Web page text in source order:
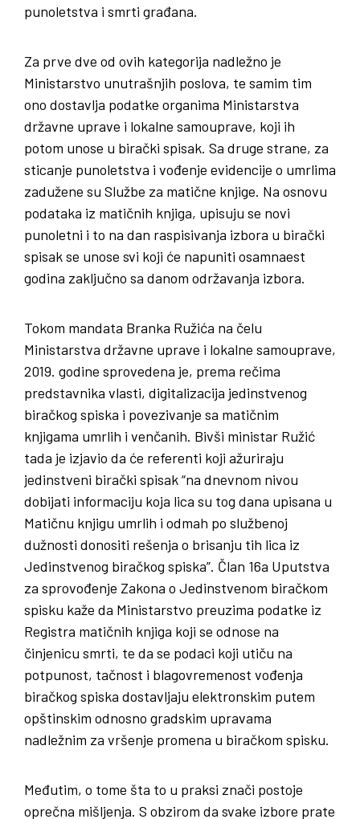
punoletstva i smrti građana.
Za prve dve od ovih kategorija nadležno je
Ministarstvo unutrašnjih poslova, te samim tim
ono dostavlja podatke organima Ministarstva
državne uprave i lokalne samouprave, koji ih
potom unose u birački spisak. Sa druge strane, za
sticanje punoletstva i vođenje evidencije o umrlima
zadužene su Službe za matične knjige. Na osnovu
podataka iz matičnih knjiga, upisuju se novi
punoletni i to na dan raspisivanja izbora u birački
spisak se unose svi koji će napuniti osamnaest
godina zaključno sa danom održavanja izbora.
Tokom mandata Branka Ružića na čelu
Ministarstva državne uprave i lokalne samouprave,
2019. godine sprovedena je, prema rečima
predstavnika vlasti, digitalizacija jedinstvenog
biračkog spiska i povezivanje sa matičnim
knjigama umrlih i venčanih. Bivši ministar Ružić
tada je izjavio da će referenti koji ažuriraju
jedinstveni birački spisak “na dnevnom nivou
dobijati informaciju koja lica su tog dana upisana u
Matičnu knjigu umrlih i odmah po službenoj
dužnosti donositi rešenja o brisanju tih lica iz
Jedinstvenog biračkog spiska”. Član 16a Uputstva
za sprovođenje Zakona o Jedinstvenom biračkom
spisku kaže da Ministarstvo preuzima podatke iz
Registra matičnih knjiga koji se odnose na
činjenicu smrti, te da se podaci koji utiču na
potpunost, tačnost i blagovremenost vođenja
biračkog spiska dostavljaju elektronskim putem
opštinskim odnosno gradskim upravama
nadležnim za vršenje promena u biračkom spisku.
Međutim, o tome šta to u praksi znači postoje
oprečna mišljenja. S obzirom da svake izbore prate